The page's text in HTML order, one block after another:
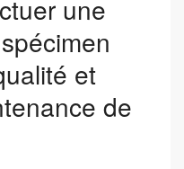
une
et
de